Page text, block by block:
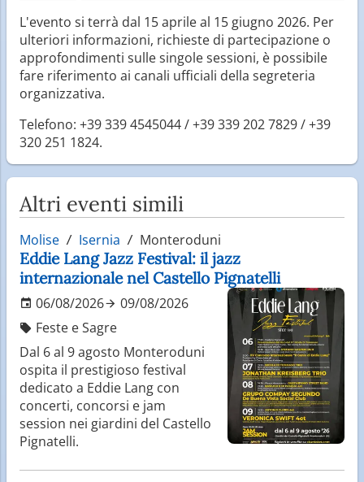
L'evento si terrà dal 15 aprile al 15 giugno 2026. Per
ulteriori informazioni, richieste di partecipazione o
approfondimenti sulle singole sessioni, è possibile
fare riferimento ai canali ufficiali della segreteria
organizzativa.
Telefono: +39 339 4545044 / +39 339 202 7829 / +39
320 251 1824.
Altri eventi simili
Molise Isernia Monteroduni
Eddie Lang Jazz Festival: il jazz
internazionale nel Castello Pignatelli
06/08/2026
09/08/2026
Feste e Sagre
Dal 6 al 9 agosto Monteroduni
ospita il prestigioso festival
dedicato a Eddie Lang con
concerti, concorsi e jam
session nei giardini del Castello
Pignatelli.